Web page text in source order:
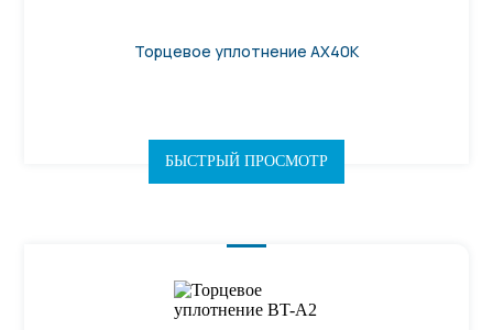
Торцевое уплотнение AX40K
БЫСТРЫЙ ПРОСМОТР